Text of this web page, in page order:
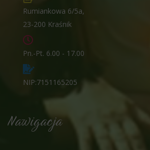
Rumiankowa 6/5a,
23-200 Kraśnik
Pn.-Pt. 6.00 - 17.00
NIP:7151165205
Nawigacja